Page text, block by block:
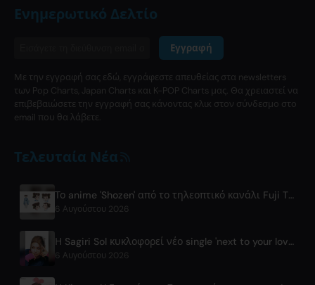
Ενημερωτικό Δελτίο
Εγγραφή
Με την εγγραφή σας εδώ, εγγράφεστε απευθείας στα newsletters
των Pop Charts, Japan Charts και K-POP Charts μας. Θα χρειαστεί να
επιβεβαιώσετε την εγγραφή σας κάνοντας κλικ στον σύνδεσμο στο
email που θα λάβετε.
Τελευταία Νέα
Το anime 'Shozen' από το τηλεοπτικό κανάλι Fuji TV κυκλοφορεί τον Απρίλιο του 2027
6 Αυγούστου 2026
Η Sagiri Sol κυκλοφορεί νέο single 'next to your love' μετά τη διακοπή
6 Αυγούστου 2026